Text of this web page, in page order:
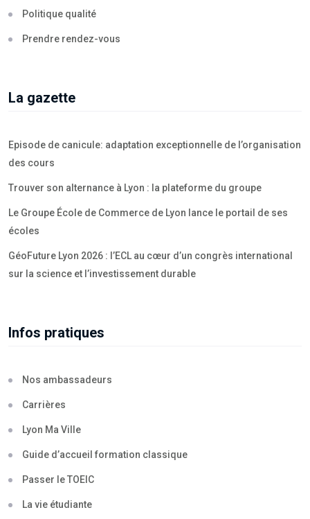
Politique qualité
Prendre rendez-vous
La gazette
Episode de canicule: adaptation exceptionnelle de l’organisation
des cours
Trouver son alternance à Lyon : la plateforme du groupe
Le Groupe École de Commerce de Lyon lance le portail de ses
écoles
GéoFuture Lyon 2026 : l’ECL au cœur d’un congrès international
sur la science et l’investissement durable
Infos pratiques
Nos ambassadeurs
Carrières
Lyon Ma Ville
Guide d’accueil formation classique
Passer le TOEIC
La vie étudiante